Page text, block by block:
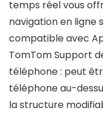
temps réel vous
navigation en ligne
compatible avec
TomTom Support
téléphone : peut
téléphone au-
la structure